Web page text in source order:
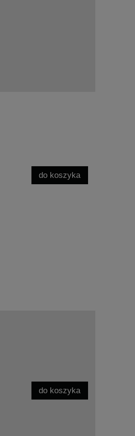
do koszyka
do koszyka